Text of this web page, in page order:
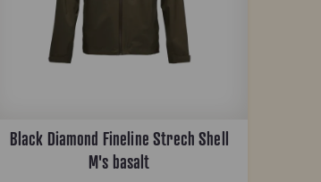
Black Diamond Fineline Strech Shell
M's basalt